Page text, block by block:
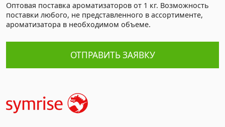
Оптовая поставка ароматизаторов от 1 кг. Возможность
поставки любого, не представленного в ассортименте,
ароматизатора в необходимом объеме.
ОТПРАВИТЬ ЗАЯВКУ